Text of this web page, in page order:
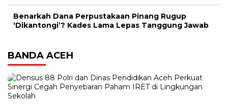
Benarkah Dana Perpustakaan Pinang Rugup
‘Dikantongi’? Kades Lama Lepas Tanggung Jawab
BANDA ACEH